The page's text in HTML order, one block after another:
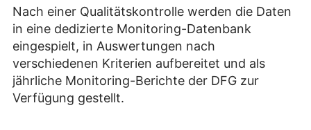
Nach einer Qualitätskontrolle werden die Daten
in eine dedizierte Monitoring-Datenbank
eingespielt, in Auswertungen nach
verschiedenen Kriterien aufbereitet und als
jährliche Monitoring-Berichte der DFG zur
Verfügung gestellt.